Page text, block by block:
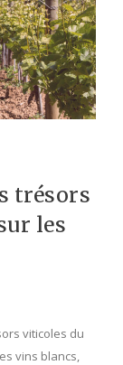
trésors
les
viticoles du
vins blancs,